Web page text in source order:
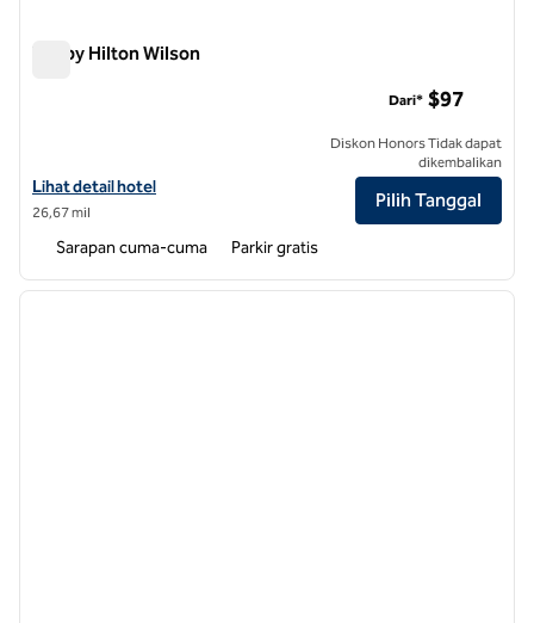
Tru by Hilton Wilson
Lihat detail hotel untuk Tru by Hilton Wilson
Lihat detail hotel
26,67 mil
Dari* $97
Diskon Honors Tidak dapat
dikembalikan
Pilih Tanggal
Sarapan cuma-cuma Parkir gratis
1 dari 12